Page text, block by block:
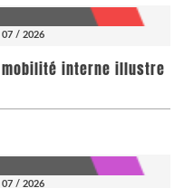
/ 2026
mobilité interne illustre
/ 2026